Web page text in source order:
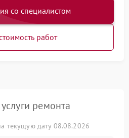
со специалистом
работ
ремонта
текущую дату 08.08.2026